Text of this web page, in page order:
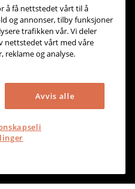
å få nettstedet vårt til å
og annonser, tilby funksjoner
trafikken vår. Vi deler
nettstedet vårt med våre
reklame og analyse.
Avvis alle